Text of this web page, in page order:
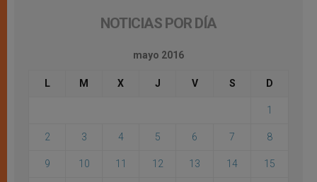
NOTICIAS POR DÍA
mayo 2016
L M X J V S D
1
2 3 4 5 6 7 8
9 10 11 12 13 14 15